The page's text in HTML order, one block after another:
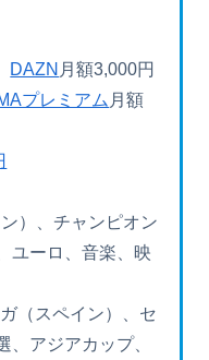
DAZN 月額3,000円
プレミアム 月額
）、チャンピオン
ユーロ、音楽、映
（スペイン）、セ
、アジアカップ、